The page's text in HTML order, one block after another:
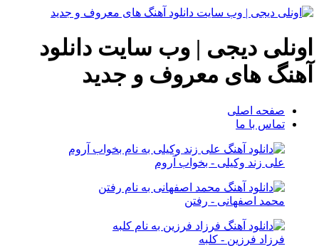
اونلی دیجی | وب سایت دانلود
آهنگ های معروف و جدید
صفحه اصلی
تماس با ما
علی زند وکیلی - بخواب آروم
محمد اصفهانی - رفتن
فرزاد فرزین - کلبه